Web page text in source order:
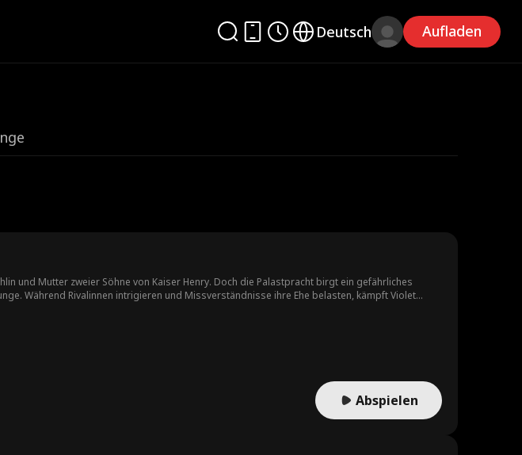
Deutsch Aufladen
und Mutter zweier Söhne von Kaiser Henry. Doch die Palastpracht birgt ein gefährliches
Während Rivalinnen intrigieren und Missverständnisse ihre Ehe belasten, kämpft Violet
Abspielen